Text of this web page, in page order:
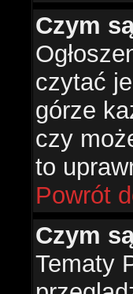
Czym
czytać
górze
czy
to
Powrót
Czym
Tematy